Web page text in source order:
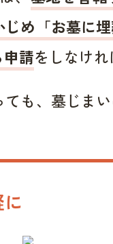
め「お墓に
請をしなけ
も、墓じま